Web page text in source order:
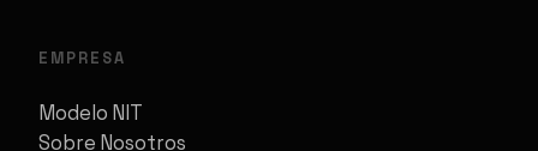
EMPRESA
Modelo NIT
Sobre Nosotros